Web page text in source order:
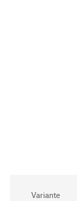
Variante